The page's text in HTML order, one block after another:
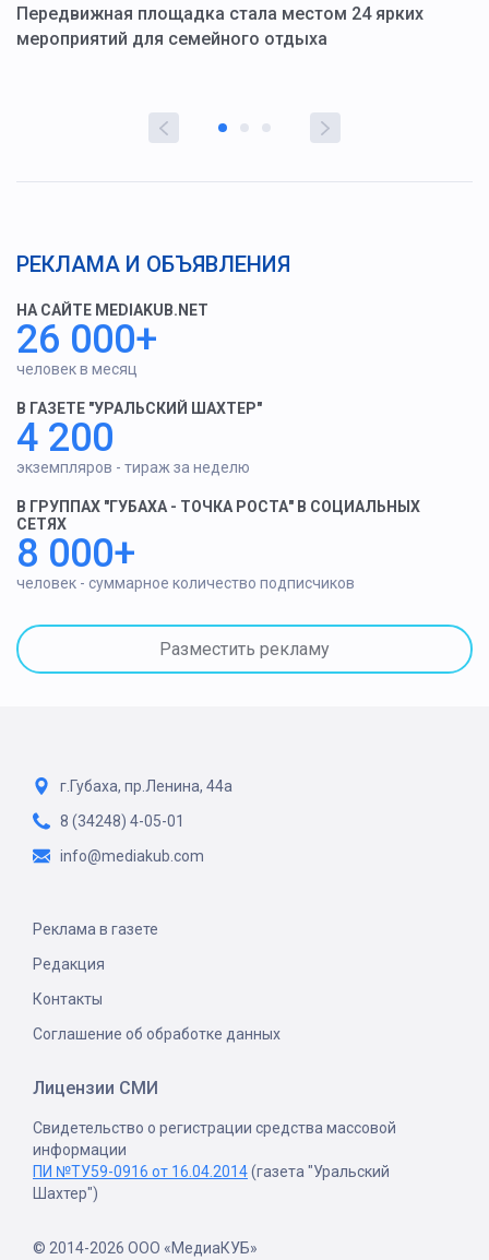
Передвижная площадка стала местом 24 ярких
мероприятий для семейного отдыха
РЕКЛАМА И ОБЪЯВЛЕНИЯ
НА САЙТЕ MEDIAKUB.NET
26 000+
человек в месяц
В ГАЗЕТЕ "УРАЛЬСКИЙ ШАХТЕР"
4 200
экземпляров - тираж за неделю
В ГРУППАХ "ГУБАХА - ТОЧКА РОСТА" В СОЦИАЛЬНЫХ
СЕТЯХ
8 000+
человек - суммарное количество подписчиков
Разместить рекламу
г.Губаха, пр.Ленина, 44а
8 (34248) 4-05-01
info@mediakub.com
Реклама в газете
Редакция
Контакты
Соглашение об обработке данных
Лицензии СМИ
Свидетельство о регистрации средства массовой
информации
ПИ №ТУ59-0916 от 16.04.2014(газета "Уральский
Шахтер")
© 2014-2026 ООО «МедиаКУБ»